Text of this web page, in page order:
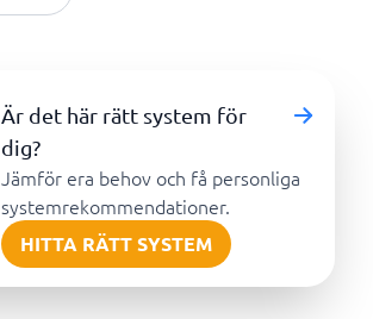
Är det här rätt system för
dig?
Jämför era behov och få personliga
systemrekommendationer.
HITTA RÄTT SYSTEM